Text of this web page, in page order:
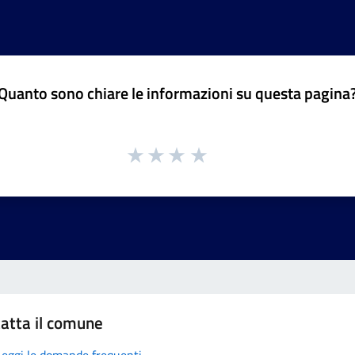
sono chiare le informazioni su questa
il comune